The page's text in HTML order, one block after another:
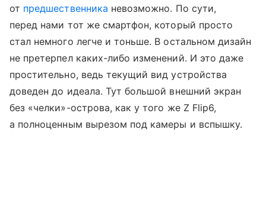
от предшественника невозможно. По сути,
перед нами тот же смартфон, который просто
стал немного легче и тоньше. В остальном дизайн
не претерпел каких-либо изменений. И это даже
простительно, ведь текущий вид устройства
доведен до идеала. Тут большой внешний экран
без «челки»-острова, как у того же Z Flip6,
а полноценным вырезом под камеры и вспышку.